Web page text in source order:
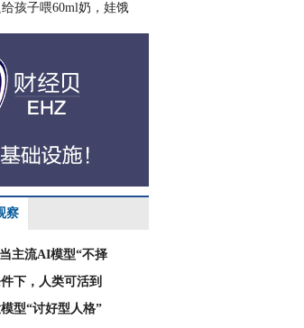
孩子喂60ml奶，娃饿
察
主流AI模型“不择
下，人类可活到
型“讨好型人格”